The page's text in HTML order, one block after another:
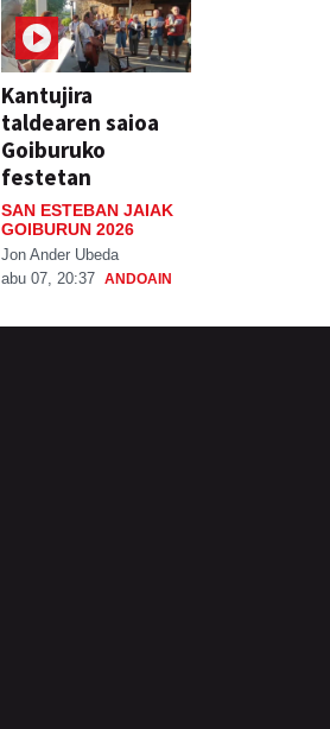
Kantujira
taldearen saioa
Goiburuko
festetan
SAN ESTEBAN JAIAK
GOIBURUN 2026
Jon Ander Ubeda
abu 07, 20:37 ANDOAIN